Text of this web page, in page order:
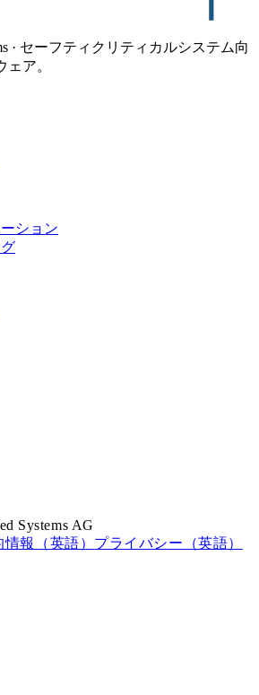
· セーフティクリティカルシステム向
ア。
ション
Systems AG
情報（英語） プライバシー（英語）